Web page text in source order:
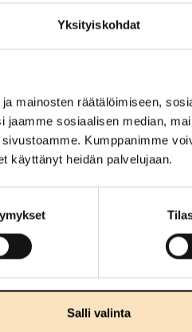
Yksityiskohdat
mainosten räätälöimiseen,
sosiaalisen median,
Kumppanimme
käyttänyt heidän palvelujaan.
Salli valinta